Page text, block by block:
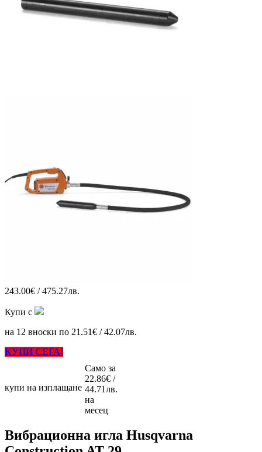
243.00€ / 475.27лв.
Купи с
на 12 вноски по 21.51€ / 42.07лв.
КУПИ СЕГА!
купи на изплащане
Само за
22.86€ /
44.71лв.
на
месец
Вибрационна игла Husqvarna